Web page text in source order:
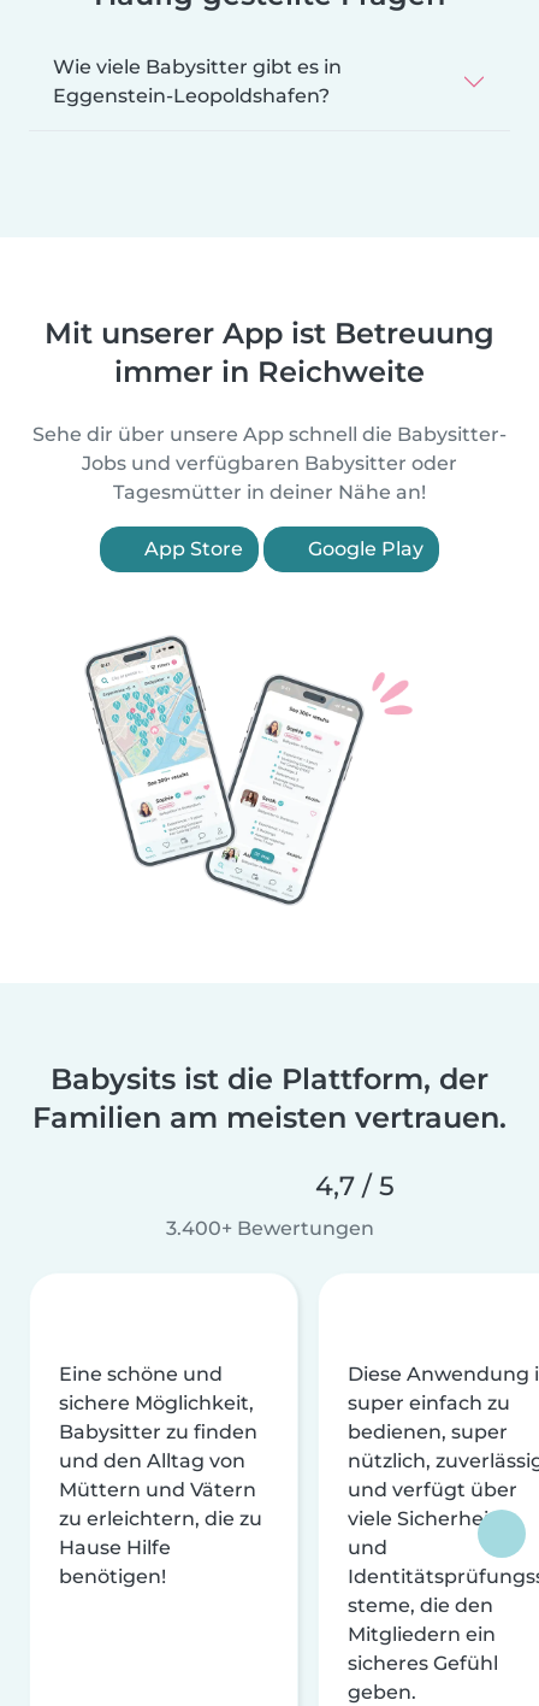
Wie viele Babysitter gibt es in
Eggenstein-Leopoldshafen?
Mit unserer App ist Betreuung
immer in Reichweite
Sehe dir über unsere App schnell die Babysitter-
Jobs und verfügbaren Babysitter oder
Tagesmütter in deiner Nähe an!
App Store Google Play
Babysits ist die Plattform, der
Familien am meisten vertrauen.
4,7 / 5
3.400+ Bewertungen
Eine schöne und
sichere Möglichkeit,
Babysitter zu finden
und den Alltag von
Müttern und Vätern
zu erleichtern, die zu
Hause Hilfe
benötigen!
Diese Anwendung
super einfach zu
bedienen, super
nützlich,
und verfügt über
viele Sicherheits-
und
steme, die den
Mitgliedern ein
sicheres Gefühl
geben.